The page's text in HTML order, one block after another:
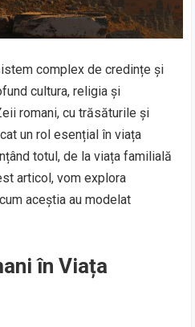
complex de credințe și
cultura, religia și
romani, cu trăsăturile și
un rol esențial în viața
totul, de la viața familială
articol, vom explora
aceștia au modelat
în Viața